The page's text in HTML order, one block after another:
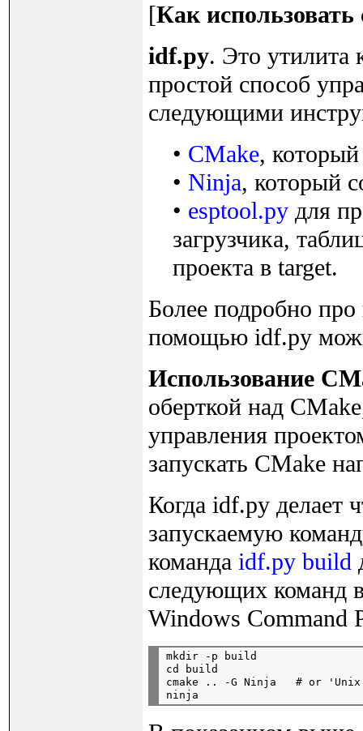
[Как использовать
idf.py. Это утилита
простой способ
следующими
• CMake,
• Ninja, который
• esptool.py для
загрузчика,
проекта в target.
Более подробно
помощью idf.py
Использование
оберткой над
управления
запускать CMake
Когда idf.py делает
запускаемую
команда idf.py build
следующих команд
Windows Command
mkdir -p build
cd build
cmake .. -G Ninja   # or